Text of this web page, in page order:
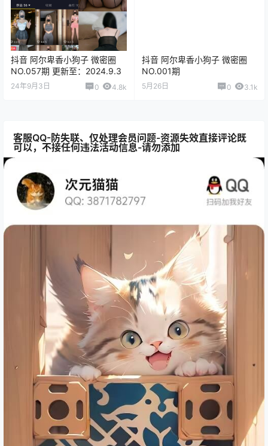
抖音 阿尔卑香小狗子 微密圈
NO.057期 更新至：2024.9.3
24年9月3日 0 4.8k
抖音 阿尔卑香小狗子 微密圈
NO.001期
5月26日 0 3.1k
客服QQ-防失联、仅处理会员问题-资源失效直接评论既
可以，不接任何违法活动信息-请勿添加